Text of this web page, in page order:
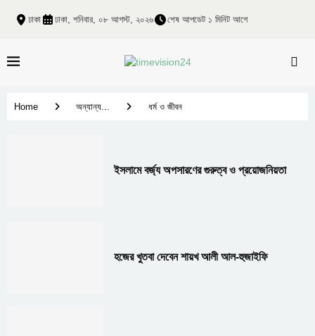
ঢাকা ঢাকা, শনিবার, ০৮ আগস্ট, ২০২৬ শেষ আপডেট ১ মিনিট আগে
Home অন্যান্য... ধর্ম ও জীবন
ইসলামে বর্জ্য অপসারণের গুরুত্ব ও প্রয়োজনিয়তা
হজের খুতবা দেবেন শায়খ আলী আল-হুজাইফি